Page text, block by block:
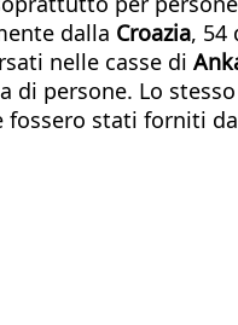
dalla Croazia, 54
nelle casse di
persone. Lo
stati forniti